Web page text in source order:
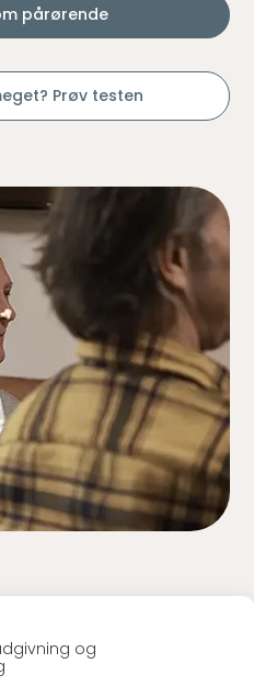
pårørende
Prøv testen
og